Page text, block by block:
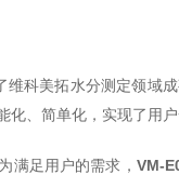
维科美拓水分测定领域
化、简单化，实现了用
满足用户的需求， VM-